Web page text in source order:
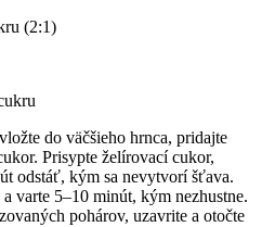
(2:1)
do väčšieho hrnca, pridajte
Prisypte želírovací cukor,
odstáť, kým sa nevytvorí šťava.
varte 5–10 minút, kým nezhustne.
pohárov, uzavrite a otočte